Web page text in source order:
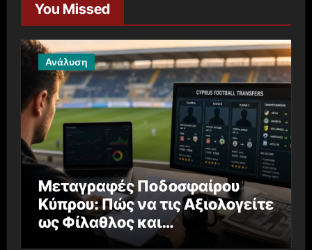
You Missed
Ανάλυση
Μεταγραφές Ποδοσφαίρου
Κύπρου: Πώς να τις Αξιολογείτε
ως Φίλαθλος και
Στοιχηματιστής